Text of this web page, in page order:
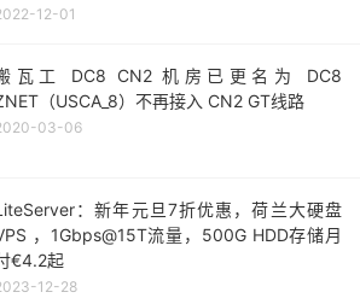
12-01
瓦工 DC8 CN2 机房已更名为 DC8
（USCA_8）不再接入 CN2 GT线路
03-06
：新年元旦7折优惠，荷兰大硬盘
，1Gbps@15T流量，500G HDD存储月
€4.2起
12-28